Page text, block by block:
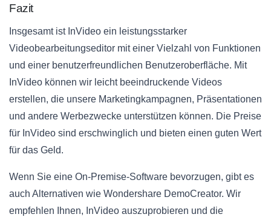
Fazit
Insgesamt ist InVideo ein leistungsstarker
Videobearbeitungseditor mit einer Vielzahl von Funktionen
und einer benutzerfreundlichen Benutzeroberfläche. Mit
InVideo können wir leicht beeindruckende Videos
erstellen, die unsere Marketingkampagnen, Präsentationen
und andere Werbezwecke unterstützen können. Die Preise
für InVideo sind erschwinglich und bieten einen guten Wert
für das Geld.
Wenn Sie eine On-Premise-Software bevorzugen, gibt es
auch Alternativen wie Wondershare DemoCreator. Wir
empfehlen Ihnen, InVideo auszuprobieren und die